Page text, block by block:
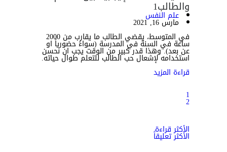
والطالب1
علم النفس
مارس 16, 2021
في المتوسط، يقضي الطالب ما يقارب من 2000
ساعة في السنة في المدرسة (سواءً حضورياً او
عن بعد). وهذا قدر كبير من الوقت يجب ان نحسن
استخدامه لإشعال حب الطالب للتعلم طوال حياته.
قراءة المزيد
1
2
الأكثر قراءة
الأكثر تعليقاً